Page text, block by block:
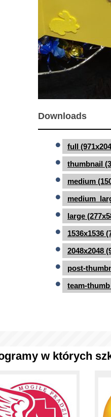
Downloads
full
thumbnail
medium
large
1536x1536
2048x2048
post-
team-thumb
w których